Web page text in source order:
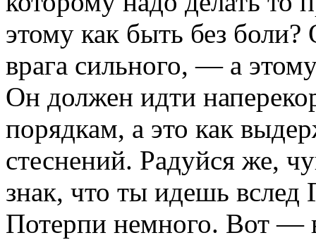
этому как быть без боли?
врага сильного, — а
Он должен идти
порядкам, а это как
стеснений. Радуйся же,
знак, что ты идешь вслед
Потерпи немного. Вот —